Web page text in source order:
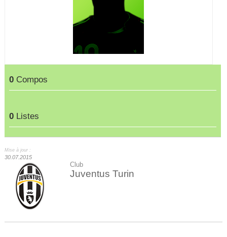
0 Compos
0 Listes
Mise à jour :
30.07.2015
Club
Juventus Turin